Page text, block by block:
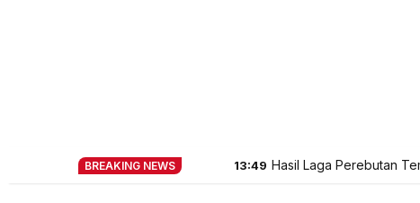
BREAKING NEWS 13:49 Hasil Laga Perebutan